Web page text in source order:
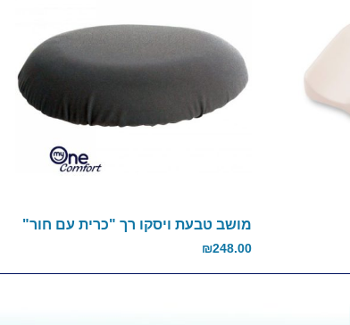
מושב טבעת ויסקו רך "כרית עם חור"
₪248.00